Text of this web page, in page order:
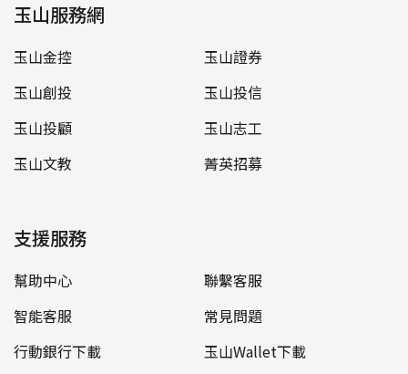
玉山服務網
玉山金控
玉山證券
玉山創投
玉山投信
玉山投顧
玉山志工
玉山文教
菁英招募
支援服務
幫助中心
聯繫客服
智能客服
常見問題
行動銀行下載
玉山Wallet下載